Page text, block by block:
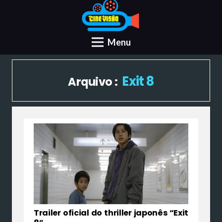
Menu
Arquivo : Exit 8
Trailer oficial do thriller japonês “Exit